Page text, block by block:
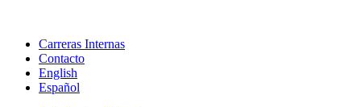
Carreras Internas
Contacto
English
Español